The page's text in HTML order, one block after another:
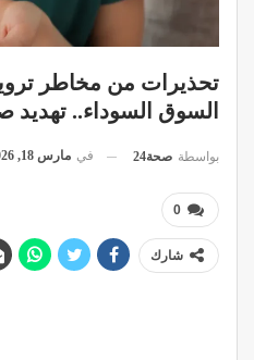
تحذيرات من مخاطر
السوق السوداء.. تهديد
بواسطة صحة24 في مارس 18, 2026
0
شارك